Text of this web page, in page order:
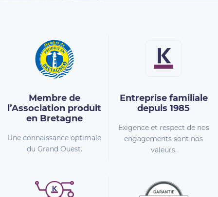
Membre de
l’Association produit
en Bretagne
Une connaissance optimale
du Grand Ouest.
Entreprise familiale
depuis 1985
Exigence et respect de nos
engagements sont nos
valeurs.